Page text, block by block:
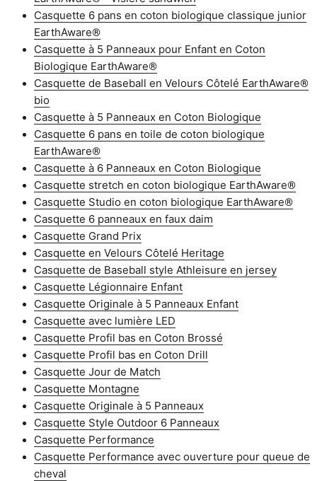
Casquette 6 pans en coton biologique classique junior
EarthAware®
Casquette à 5 Panneaux pour Enfant en Coton
Biologique EarthAware®
Casquette de Baseball en Velours Côtelé EarthAware®
bio
Casquette à 5 Panneaux en Coton Biologique
Casquette 6 pans en toile de coton biologique
EarthAware®
Casquette à 6 Panneaux en Coton Biologique
Casquette stretch en coton biologique EarthAware®
Casquette Studio en coton biologique EarthAware®
Casquette 6 panneaux en faux daim
Casquette Grand Prix
Casquette en Velours Côtelé Heritage
Casquette de Baseball style Athleisure en jersey
Casquette Légionnaire Enfant
Casquette Originale à 5 Panneaux Enfant
Casquette avec lumière LED
Casquette Profil bas en Coton Brossé
Casquette Profil bas en Coton Drill
Casquette Jour de Match
Casquette Montagne
Casquette Originale à 5 Panneaux
Casquette Style Outdoor 6 Panneaux
Casquette Performance
Casquette Performance avec ouverture pour queue de
cheval